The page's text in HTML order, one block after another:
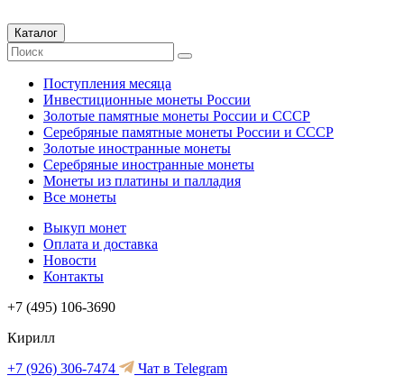
Каталог
Поступления месяца
Инвестиционные монеты России
Золотые памятные монеты России и СССР
Серебряные памятные монеты России и СССР
Золотые иностранные монеты
Серебряные иностранные монеты
Монеты из платины и палладия
Все монеты
Выкуп монет
Оплата и доставка
Новости
Контакты
+7 (495) 106-3690
Кирилл
+7 (926) 306-7474
Чат в Telegram